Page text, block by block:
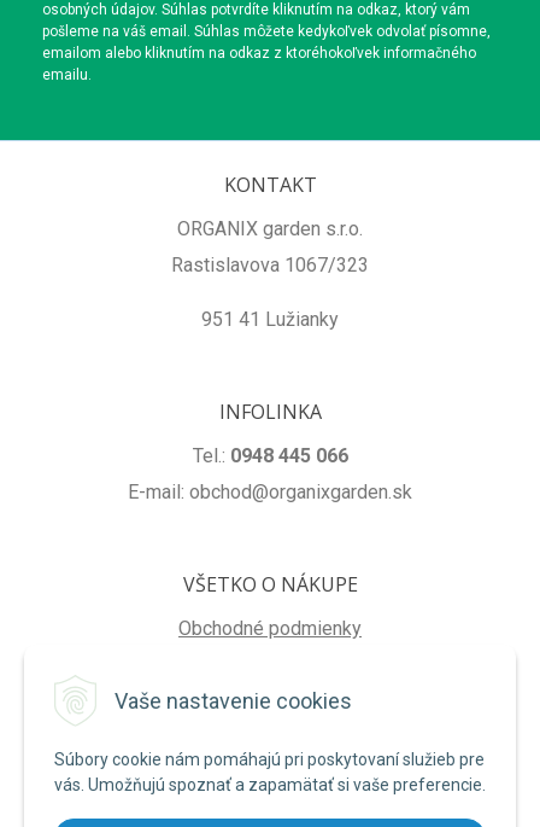
Vaše nastavenie cookies
Súbory cookie nám pomáhajú pri poskytovaní služieb pre
vás. Umožňujú spoznať a zapamätať si vaše preferencie.
osobných údajov. Súhlas potvrdíte kliknutím na odkaz, ktorý vám
pošleme na váš email. Súhlas môžete kedykoľvek odvolať písomne,
emailom alebo kliknutím na odkaz z ktoréhokoľvek informačného
emailu.
KONTAKT
ORGANIX garden s.r.o.
Rastislavova 1067/323
951 41 Lužianky
INFOLINKA
Tel.: 0948 445 066
E-mail: obchod@organixgarden.sk
VŠETKO O NÁKUPE
Obchodné podmienky
Reklamačné podmienky
NA STIAHNUTIE
Formulár na odstúpenie od zmluvy